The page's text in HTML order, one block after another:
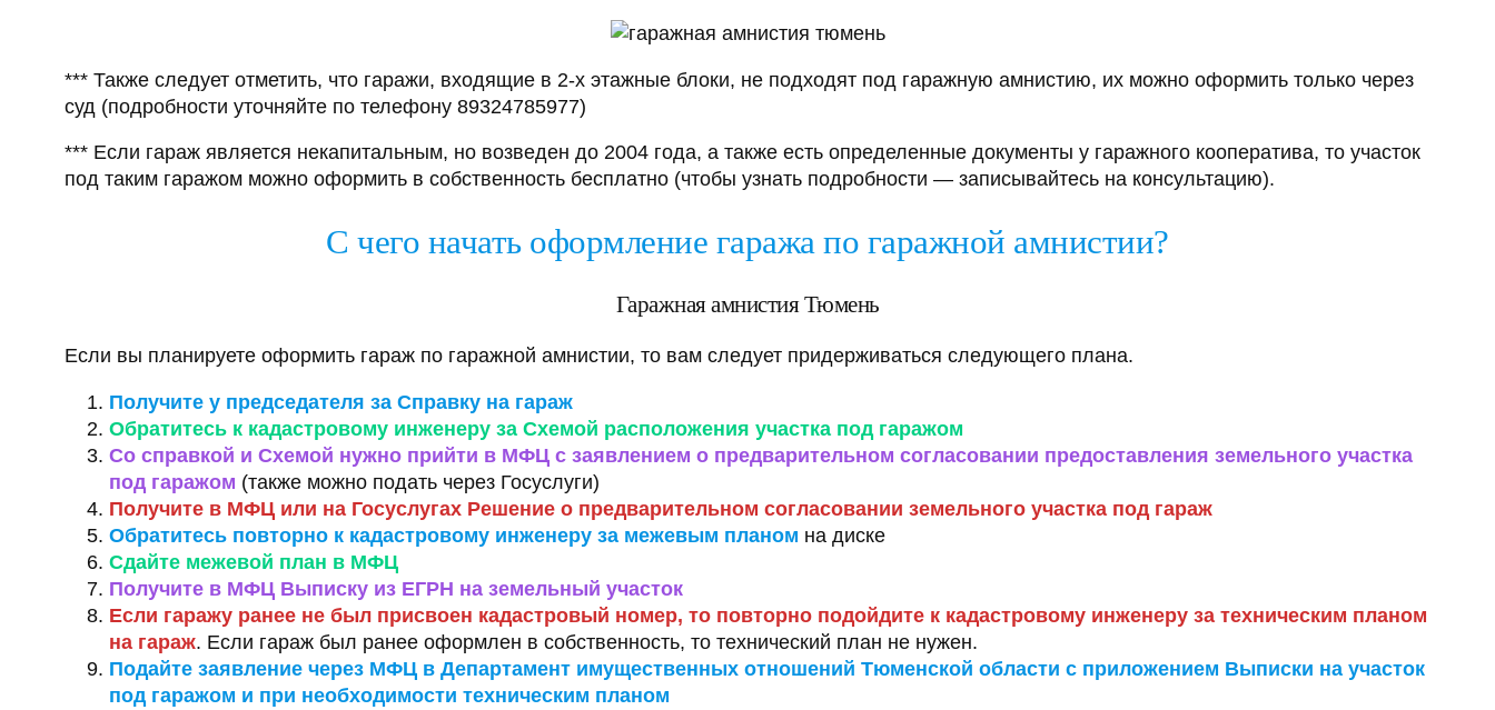
*** Также следует отметить, что гаражи, входящие в 2-х этажные блоки, не подходят под гаражную амнистию, их можно оформить только через
суд (подробности уточняйте по телефону 89324785977)
*** Если гараж является некапитальным, но возведен до 2004 года, а также есть определенные документы у гаражного кооператива, то участок
под таким гаражом можно оформить в собственность бесплатно (чтобы узнать подробности — записывайтесь на консультацию).
С чего начать оформление гаража по гаражной амнистии?
Гаражная амнистия Тюмень
Если вы планируете оформить гараж по гаражной амнистии, то вам следует придерживаться следующего плана.
Получите у председателя за Справку на гараж
Обратитесь к кадастровому инженеру за Схемой расположения участка под гаражом
Со справкой и Схемой нужно прийти в МФЦ с заявлением о предварительном согласовании предоставления земельного участка
под гаражом (также можно подать через Госуслуги)
Получите в МФЦ или на Госуслугах Решение о предварительном согласовании земельного участка под гараж
Обратитесь повторно к кадастровому инженеру за межевым планом на диске
Сдайте межевой план в МФЦ
Получите в МФЦ Выписку из ЕГРН на земельный участок
Если гаражу ранее не был присвоен кадастровый номер, то повторно подойдите к кадастровому инженеру за техническим планом
на гараж. Если гараж был ранее оформлен в собственность, то технический план не нужен.
Подайте заявление через МФЦ в Департамент имущественных отношений Тюменской области с приложением Выписки на участок
под гаражом и при необходимости техническим планом